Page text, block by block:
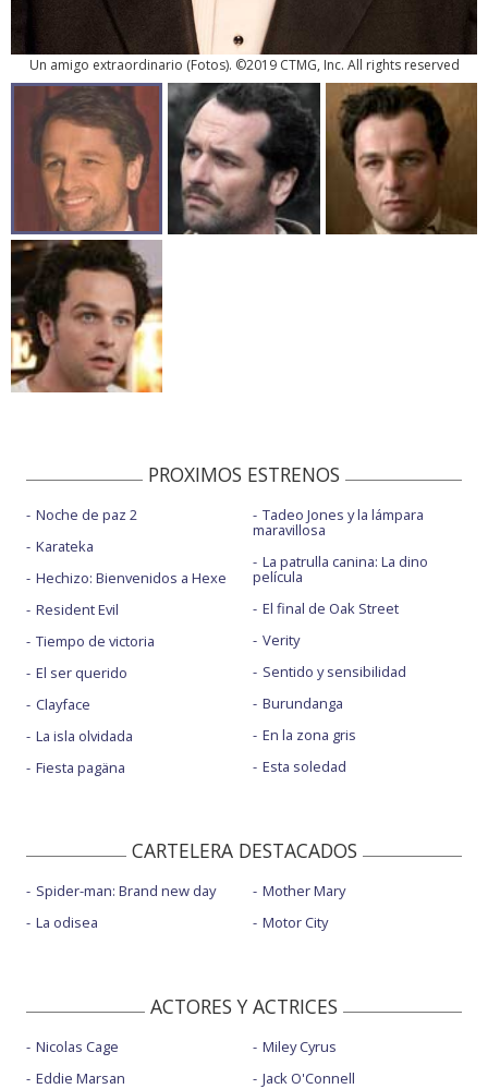
Un amigo extraordinario (Fotos). ©2019 CTMG, Inc. All rights reserved
PROXIMOS ESTRENOS
Noche de paz 2
Karateka
Hechizo: Bienvenidos a Hexe
Resident Evil
Tiempo de victoria
El ser querido
Clayface
La isla olvidada
Fiesta pagäna
Tadeo Jones y la lámpara
maravillosa
La patrulla canina: La dino
película
El final de Oak Street
Verity
Sentido y sensibilidad
Burundanga
En la zona gris
Esta soledad
CARTELERA DESTACADOS
Spider-man: Brand new day
La odisea
Mother Mary
Motor City
ACTORES Y ACTRICES
Nicolas Cage
Eddie Marsan
Miley Cyrus
Jack O'Connell